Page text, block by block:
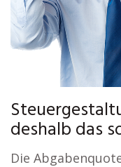
deshalb das
Die